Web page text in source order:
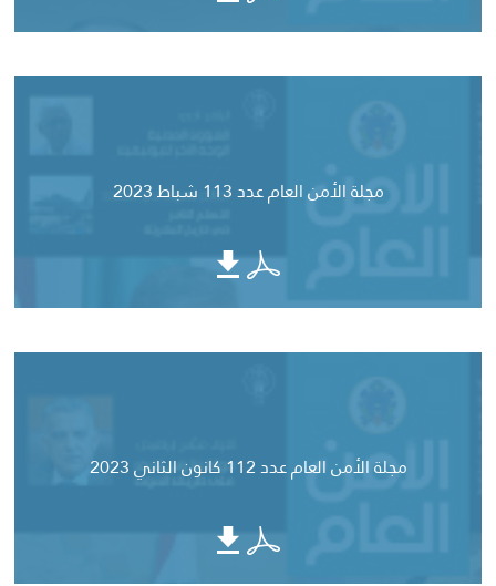
مجلة الأمن العام عدد 113 شباط 2023
مجلة الأمن العام عدد 112 كانون الثاني 2023